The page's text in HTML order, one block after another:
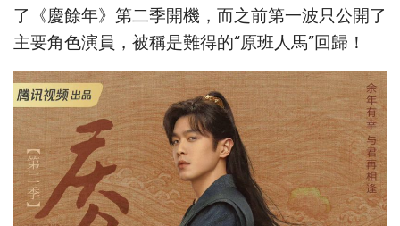
了《慶餘年》第二季開機，而之前第一波只公開了
主要角色演員，被稱是難得的“原班人馬”回歸！